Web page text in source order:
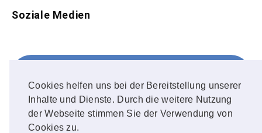
Cookies helfen uns bei der Bereitstellung unserer
Inhalte und Dienste. Durch die weitere Nutzung
der Webseite stimmen Sie der Verwendung von
Cookies zu.
Soziale Medien
FOLLOW ME!
Instagram
OUR PHOTOS!